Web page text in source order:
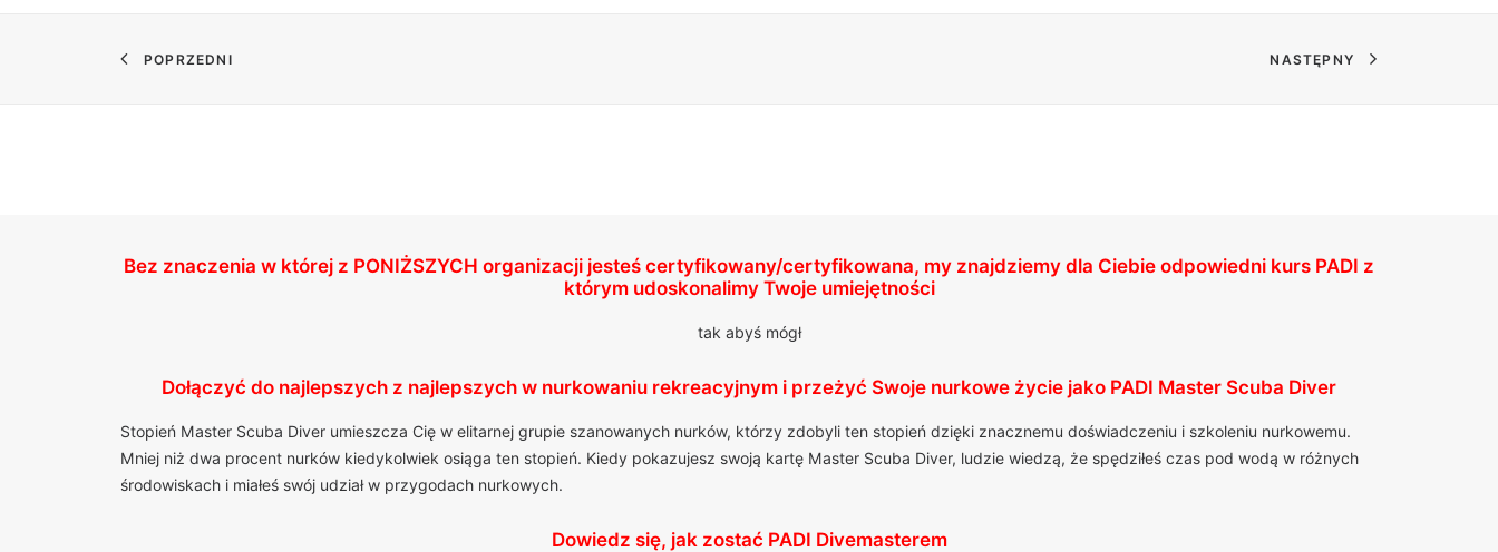
POPRZEDNI NASTĘPNY
Bez znaczenia w której z PONIŻSZYCH organizacji jesteś certyfikowany/certyfikowana, my znajdziemy dla Ciebie odpowiedni kurs PADI z
którym udoskonalimy Twoje umiejętności
tak abyś mógł
Dołączyć do najlepszych z najlepszych w nurkowaniu rekreacyjnym i przeżyć Swoje nurkowe życie jako PADI Master Scuba Diver
Stopień Master Scuba Diver umieszcza Cię w elitarnej grupie szanowanych nurków, którzy zdobyli ten stopień dzięki znacznemu doświadczeniu i szkoleniu nurkowemu.
Mniej niż dwa procent nurków kiedykolwiek osiąga ten stopień. Kiedy pokazujesz swoją kartę Master Scuba Diver, ludzie wiedzą, że spędziłeś czas pod wodą w różnych
środowiskach i miałeś swój udział w przygodach nurkowych.
Dowiedz się, jak zostać PADI Divemasterem